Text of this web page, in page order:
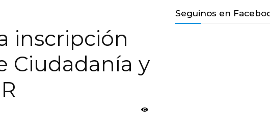
de
inscripción
Ciudadanía y
Seguinos en